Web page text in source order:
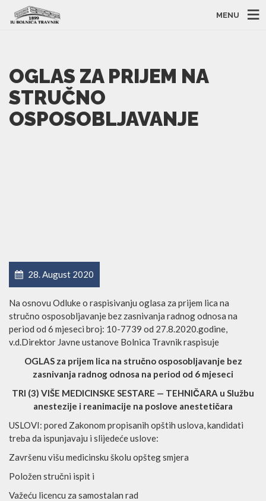
MENU
OGLAS ZA PRIJEM NA
STRUČNO
OSPOSOBLJAVANJE
28. August 2020
Na osnovu Odluke o raspisivanju oglasa za prijem lica na
stručno osposobljavanje bez zasnivanja radnog odnosa na
period od 6 mjeseci broj: 10-7739 od 27.8.2020.godine,
v.d.Direktor Javne ustanove Bolnica Travnik raspisuje
OGLAS za prijem lica na stručno osposobIjavanje bez
zasnivanja radnog odnosa na period od 6 mjeseci
TRI (3) VIŠE MEDICINSKE SESTARE — TEHNIČARA u Službu
anestezije i reanimacije na poslove anestetičara
USLOVI: pored Zakonom propisanih opštih uslova, kandidati
treba da ispunjavaju i slijedeće uslove:
Završenu višu medicinsku školu opšteg smjera
Položen stručni ispit i
Važeću licencu za samostalan rad